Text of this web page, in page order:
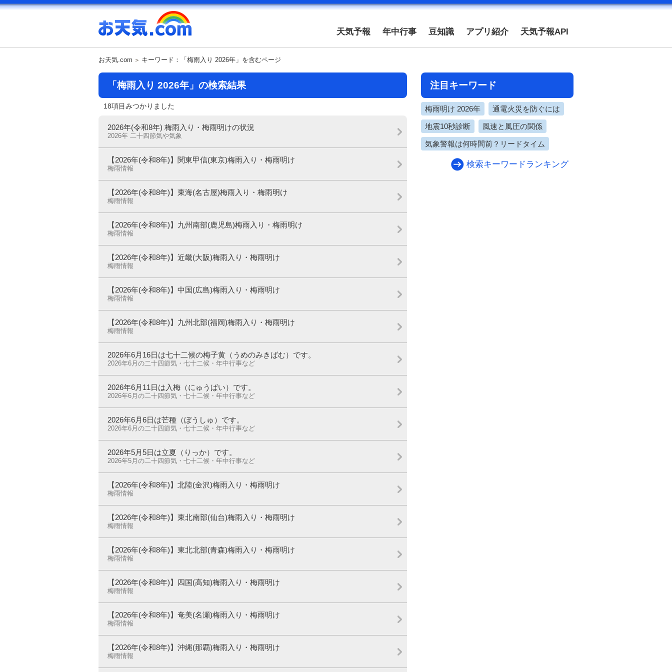
天気予報 年中行事 豆知識 アプリ紹介 天気予報API
お天気.com キーワード：「梅雨入り 2026年」を含むページ
「梅雨入り 2026年」の検索結果
18項目みつかりました
2026年(令和8年) 梅雨入り・梅雨明けの状況
2026年 二十四節気や気象
【2026年(令和8年)】関東甲信(東京)梅雨入り・梅雨明け
梅雨情報
【2026年(令和8年)】東海(名古屋)梅雨入り・梅雨明け
梅雨情報
【2026年(令和8年)】九州南部(鹿児島)梅雨入り・梅雨明け
梅雨情報
【2026年(令和8年)】近畿(大阪)梅雨入り・梅雨明け
梅雨情報
【2026年(令和8年)】中国(広島)梅雨入り・梅雨明け
梅雨情報
【2026年(令和8年)】九州北部(福岡)梅雨入り・梅雨明け
梅雨情報
2026年6月16日は七十二候の梅子黄（うめのみきばむ）です。
2026年6月の二十四節気・七十二候・年中行事など
2026年6月11日は入梅（にゅうばい）です。
2026年6月の二十四節気・七十二候・年中行事など
2026年6月6日は芒種（ぼうしゅ）です。
2026年6月の二十四節気・七十二候・年中行事など
2026年5月5日は立夏（りっか）です。
2026年5月の二十四節気・七十二候・年中行事など
【2026年(令和8年)】北陸(金沢)梅雨入り・梅雨明け
梅雨情報
【2026年(令和8年)】東北南部(仙台)梅雨入り・梅雨明け
梅雨情報
【2026年(令和8年)】東北北部(青森)梅雨入り・梅雨明け
梅雨情報
【2026年(令和8年)】四国(高知)梅雨入り・梅雨明け
梅雨情報
【2026年(令和8年)】奄美(名瀬)梅雨入り・梅雨明け
梅雨情報
【2026年(令和8年)】沖縄(那覇)梅雨入り・梅雨明け
梅雨情報
注目キーワード
梅雨明け 2026年 通電火災を防ぐには
地震10秒診断 風速と風圧の関係
気象警報は何時間前？リードタイム
検索キーワードランキング